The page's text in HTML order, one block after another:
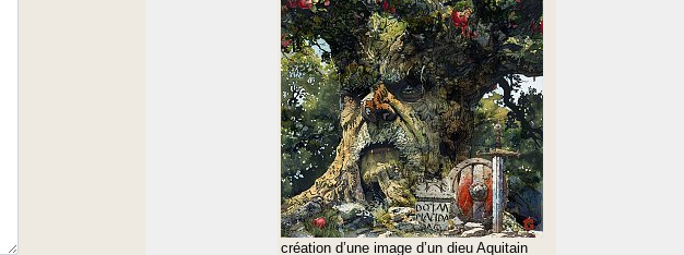
création d’une image d’un dieu Aquitain